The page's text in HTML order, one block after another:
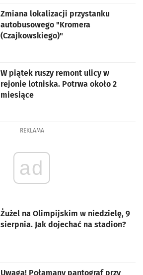
Zmiana lokalizacji przystanku
autobusowego "Kromera
(Czajkowskiego)"
W piątek ruszy remont ulicy w
rejonie lotniska. Potrwa około 2
miesiące
REKLAMA
ad
Żużel na Olimpijskim w niedzielę, 9
sierpnia. Jak dojechać na stadion?
Uwaga! Połamany pantograf przy